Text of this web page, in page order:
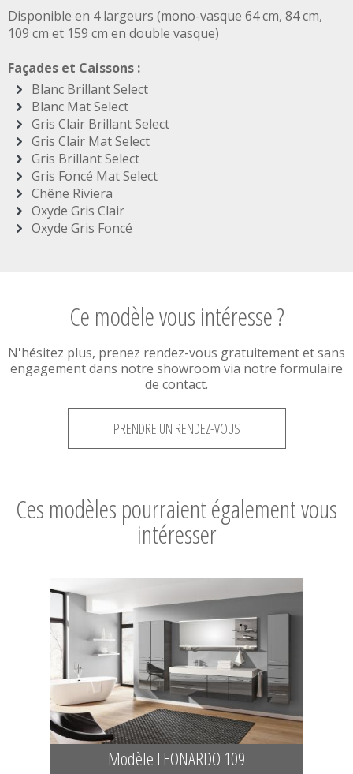
Disponible en 4 largeurs (mono-vasque 64 cm, 84 cm,
109 cm et 159 cm en double vasque)
Façades et Caissons :
Blanc Brillant Select
Blanc Mat Select
Gris Clair Brillant Select
Gris Clair Mat Select
Gris Brillant Select
Gris Foncé Mat Select
Chêne Riviera
Oxyde Gris Clair
Oxyde Gris Foncé
Ce modèle vous intéresse ?
N'hésitez plus, prenez rendez-vous gratuitement et sans
engagement dans notre showroom via notre formulaire
de contact.
PRENDRE UN RENDEZ-VOUS
Ces modèles pourraient également vous
intéresser
Modèle LEONARDO 109